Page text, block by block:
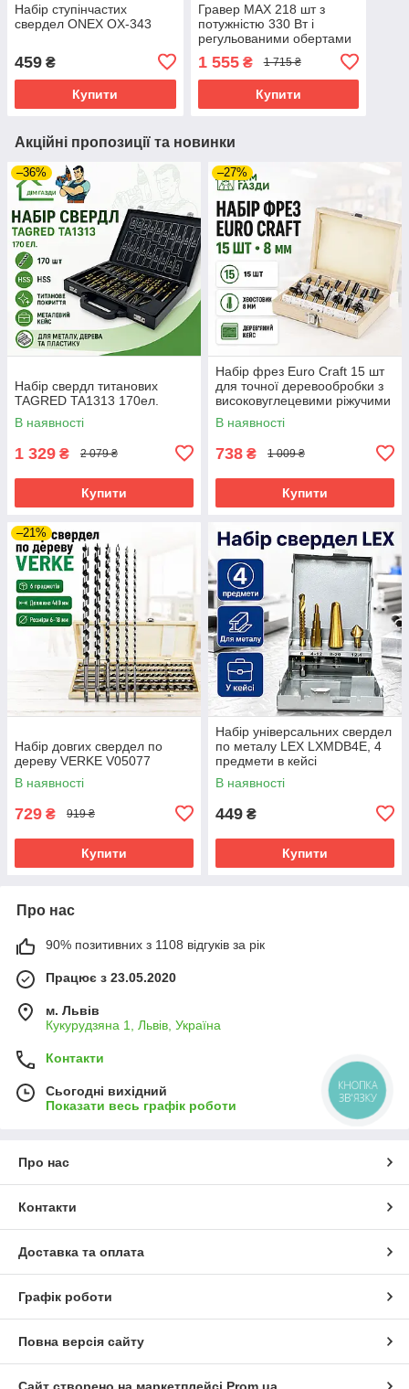
Набір ступінчастих
свердел ONEX OX-343
459 ₴
Купити
Гравер MAX 218 шт з
потужністю 330 Вт і
регульованими обертами
1 555₴ 1 715 ₴
Купити
Акційні пропозиції та новинки
–36%
Набір свердл титанових
TAGRED TA1313 170ел.
В наявності
1 329 ₴ 2 079 ₴
Купити
–27%
Набір фрез Euro Craft 15 шт
для точної деревообробки з
високовуглецевими ріжучими
елементами та
органайзером
В наявності
738 ₴ 1 009 ₴
Купити
–21%
Набір довгих свердел по
дереву VERKE V05077
В наявності
729 ₴ 919 ₴
Купити
Набір універсальних свердел
по металу LEX LXMDB4E, 4
предмети в кейсі
В наявності
449 ₴
Купити
Про нас
90% позитивних з 1108 відгуків за рік
Працює з 23.05.2020
м. Львів
Кукурудзяна 1, Львів, Україна
Контакти
Сьогодні вихідний
Показати весь графік роботи
Про нас
Контакти
Доставка та оплата
Графік роботи
Повна версія сайту
Сайт створено на маркетплейсі Prom.ua
КНОПКА
ЗВ'ЯЗКУ